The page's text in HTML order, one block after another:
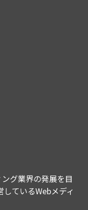
グ業界の発展を目
ているWebメディ